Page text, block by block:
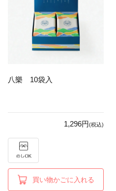
八樂 10袋入
1,296円(税込)
買い物かごに入れる